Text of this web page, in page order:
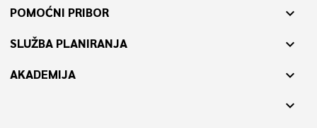
POMOĆNI PRIBOR expand_more
SLUŽBA PLANIRANJA expand_more
AKADEMIJA
expand_more
expand_more